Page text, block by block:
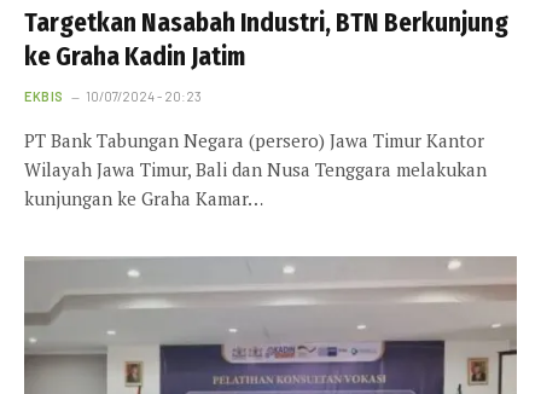
Targetkan Nasabah Industri, BTN Berkunjung
ke Graha Kadin Jatim
EKBIS 10/07/2024 - 20:23
PT Bank Tabungan Negara (persero) Jawa Timur Kantor
Wilayah Jawa Timur, Bali dan Nusa Tenggara melakukan
kunjungan ke Graha Kamar…